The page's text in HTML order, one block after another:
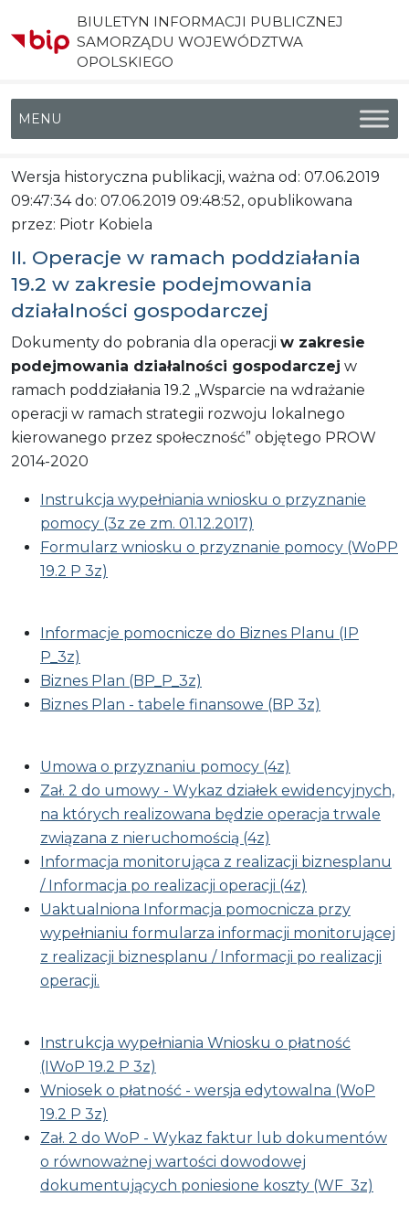
BIULETYN INFORMACJI PUBLICZNEJ
SAMORZĄDU WOJEWÓDZTWA
OPOLSKIEGO
Menu główne
Wersja historyczna publikacji, ważna od: 07.06.2019
09:47:34 do: 07.06.2019 09:48:52, opublikowana
przez: Piotr Kobiela
II. Operacje w ramach poddziałania
19.2 w zakresie podejmowania
działalności gospodarczej
Dokumenty do pobrania dla operacji w zakresie
podejmowania działalności gospodarczej w
ramach poddziałania 19.2 „Wsparcie na wdrażanie
operacji w ramach strategii rozwoju lokalnego
kierowanego przez społeczność” objętego PROW
2014-2020
Instrukcja wypełniania wniosku o przyznanie
pomocy (3z ze zm. 01.12.2017)
Formularz wniosku o przyznanie pomocy (WoPP
19.2 P 3z)
Informacje pomocnicze do Biznes Planu (IP
P_3z)
Biznes Plan (BP_P_3z)
Biznes Plan - tabele finansowe (BP 3z)
Umowa o przyznaniu pomocy (4z)
Zał. 2 do umowy - Wykaz działek ewidencyjnych,
na których realizowana będzie operacja trwale
związana z nieruchomością (4z)
Informacja monitorująca z realizacji biznesplanu
/ Informacja po realizacji operacji (4z)
Uaktualniona Informacja pomocnicza przy
wypełnianiu formularza informacji monitorującej
z realizacji biznesplanu / Informacji po realizacji
operacji.
Instrukcja wypełniania Wniosku o płatność
(IWoP 19.2 P 3z)
Wniosek o płatność - wersja edytowalna (WoP
19.2 P 3z)
Zał. 2 do WoP - Wykaz faktur lub dokumentów
o równoważnej wartości dowodowej
dokumentujących poniesione koszty (WF 3z)